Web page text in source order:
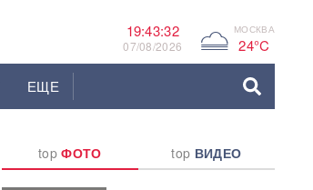
19:43:32
07/08/2026 G МОСКВА
24°C
ЕЩЕ
topФОТО top ВИДЕО